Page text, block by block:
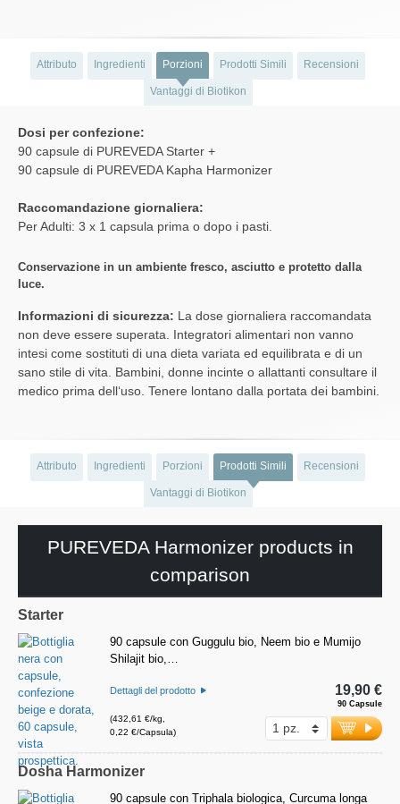
Attributo Ingredienti Porzioni Prodotti Simili Recensioni
Vantaggi di Biotikon
Dosi per confezione:
90 capsule di PUREVEDA Starter +
90 capsule di PUREVEDA Kapha Harmonizer
Raccomandazione giornaliera:
Per Adulti: 3 x 1 capsula prima o dopo i pasti.
Conservazione in un ambiente fresco, asciutto e protetto dalla
luce.
Informazioni di sicurezza: La dose giornaliera raccomandata
non deve essere superata. Integratori alimentari non vanno
intesi come sostituti di una dieta variata ed equilibrata e di un
sano stile di vita. Bambini, donne incinte o allattanti consultare il
medico prima dell‘uso. Tenere lontano dalla portata dei bambini.
Attributo Ingredienti Porzioni Prodotti Simili Recensioni
Vantaggi di Biotikon
PUREVEDA Harmonizer products in
comparison
Starter
90 capsule con Guggulu bio, Neem bio e Mumijo
Shilajit bio,…
Dettagli del prodotto
(432,61 €/kg,
0,22 €/Capsula)
90 Capsule
19,90 €
Dosha Harmonizer
90 capsule con Triphala biologica, Curcuma longa